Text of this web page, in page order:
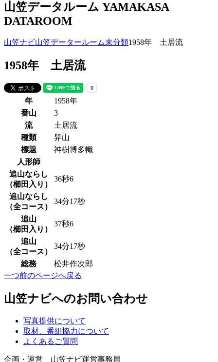
山笠データルーム YAMAKASA
DATAROOM
山笠ナビ山笠データールーム未分類1958年 土居流
1958年 土居流
年
1958年
番山
3
流
土居流
種類
舁山
標題
神樹博多幟
人形師
追山ならし
（櫛田入り）
36秒6
追山ならし
（全コース）
34分17秒
追山
（櫛田入り）
37秒6
追山
（全コース）
34分17秒
総務
松井作次郎
一つ前のページへ戻る
山笠ナビへのお問い合わせ
写真提供について
取材、番組協力について
よくあるご質問
企画・運営 山笠ナビ運営事務局